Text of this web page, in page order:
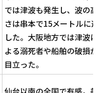
では津波も発生し、波の高
さは串本で15メートルに
した。大阪地方では津波に
よる溺死者や船舶の破損が
目立った。